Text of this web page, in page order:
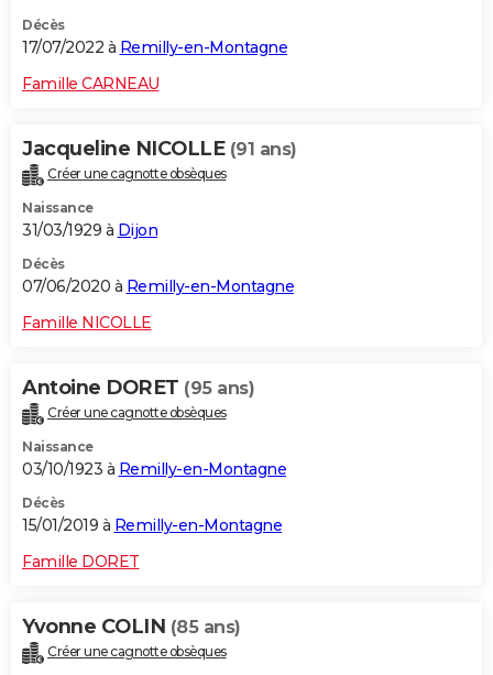
BONS PLANS
CARTE DE VOEUX
Dictionnaire
Biographies
Citations
Expressions
Proverbes
PROGRAMME TV
COPAINS D'AVANT
S'inscrire
Se connecter
Lycées
Collèges
Primaires
Universités
Entreprises
Service militaire
Avis de recherche
AVIS DE DÉCÈS
Décès
17/07/2022 à Remilly-en-Montagne
Famille CARNEAU
Jacqueline NICOLLE (91 ans)
Créer une cagnotte obsèques
Naissance
31/03/1929 à Dijon
Décès
07/06/2020 à Remilly-en-Montagne
Famille NICOLLE
Antoine DORET (95 ans)
Créer une cagnotte obsèques
Naissance
03/10/1923 à Remilly-en-Montagne
Décès
15/01/2019 à Remilly-en-Montagne
Famille DORET
Yvonne COLIN (85 ans)
Créer une cagnotte obsèques